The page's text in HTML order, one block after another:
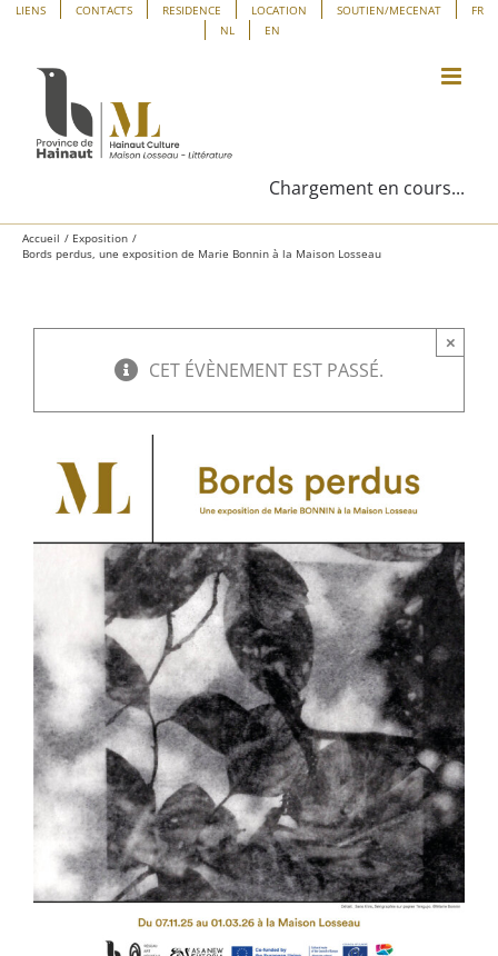
Panneau de gestion des cookies
Passer
contenu
LIENS CONTACTS RESIDENCE LOCATION SOUTIEN/MECENAT
FR
NL
EN
Chargement en cours...
Accueil
Exposition
Bords perdus, une exposition de Marie Bonnin à la Maison Losseau
CET ÉVÈNEMENT EST PASSÉ.
×